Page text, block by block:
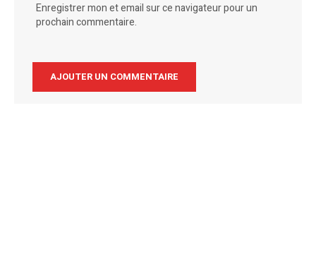
Enregistrer mon et email sur ce navigateur pour un
prochain commentaire.